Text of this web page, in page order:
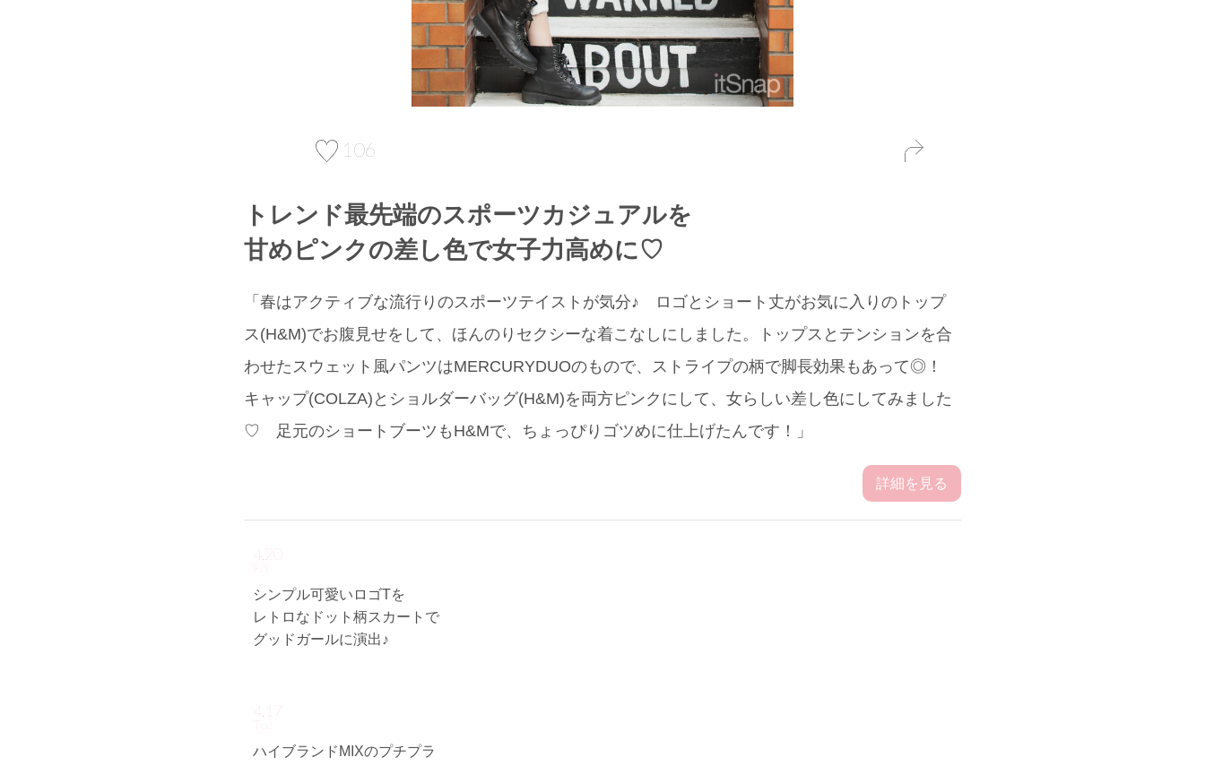
106
トレンド最先端のスポーツカジュアルを
甘めピンクの差し色で女子力高めに♡
「春はアクティブな流行りのスポーツテイストが気分♪ ロゴとショート丈がお気に入りのトップ
ス(H&M)でお腹見せをして、ほんのりセクシーな着こなしにしました。トップスとテンションを合
わせたスウェット風パンツはMERCURYDUOのもので、ストライプの柄で脚長効果もあって◎！
キャップ(COLZA)とショルダーバッグ(H&M)を両方ピンクにして、女らしい差し色にしてみました
♡ 足元のショートブーツもH&Mで、ちょっぴりゴツめに仕上げたんです！」
詳細を見る
4.20
Fri
シンプル可愛いロゴTを
レトロなドット柄スカートで
グッドガールに演出♪
4.17
ハイブランドMIXのプチプラ